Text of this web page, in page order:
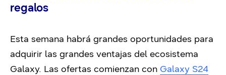
regalos
Esta semana habrá grandes oportunidades para
adquirir las grandes ventajas del ecosistema
Galaxy. Las ofertas comienzan con Galaxy S24